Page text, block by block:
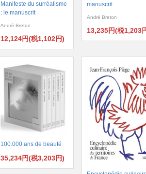
Manifeste du surréalisme
: le manuscrit
André Breton
12,124円(税1,102円)
manuscrit
André Breton
13,235円(税1,203
100.000 ans de beauté
35,234円(税3,203円)